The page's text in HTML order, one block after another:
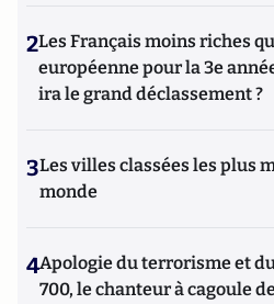
2Les Français moins riches
européenne pour la 3e
ira le grand déclassement ?
3Les villes classées les plus
monde
4Apologie du terrorisme et
700, le chanteur à cagoule